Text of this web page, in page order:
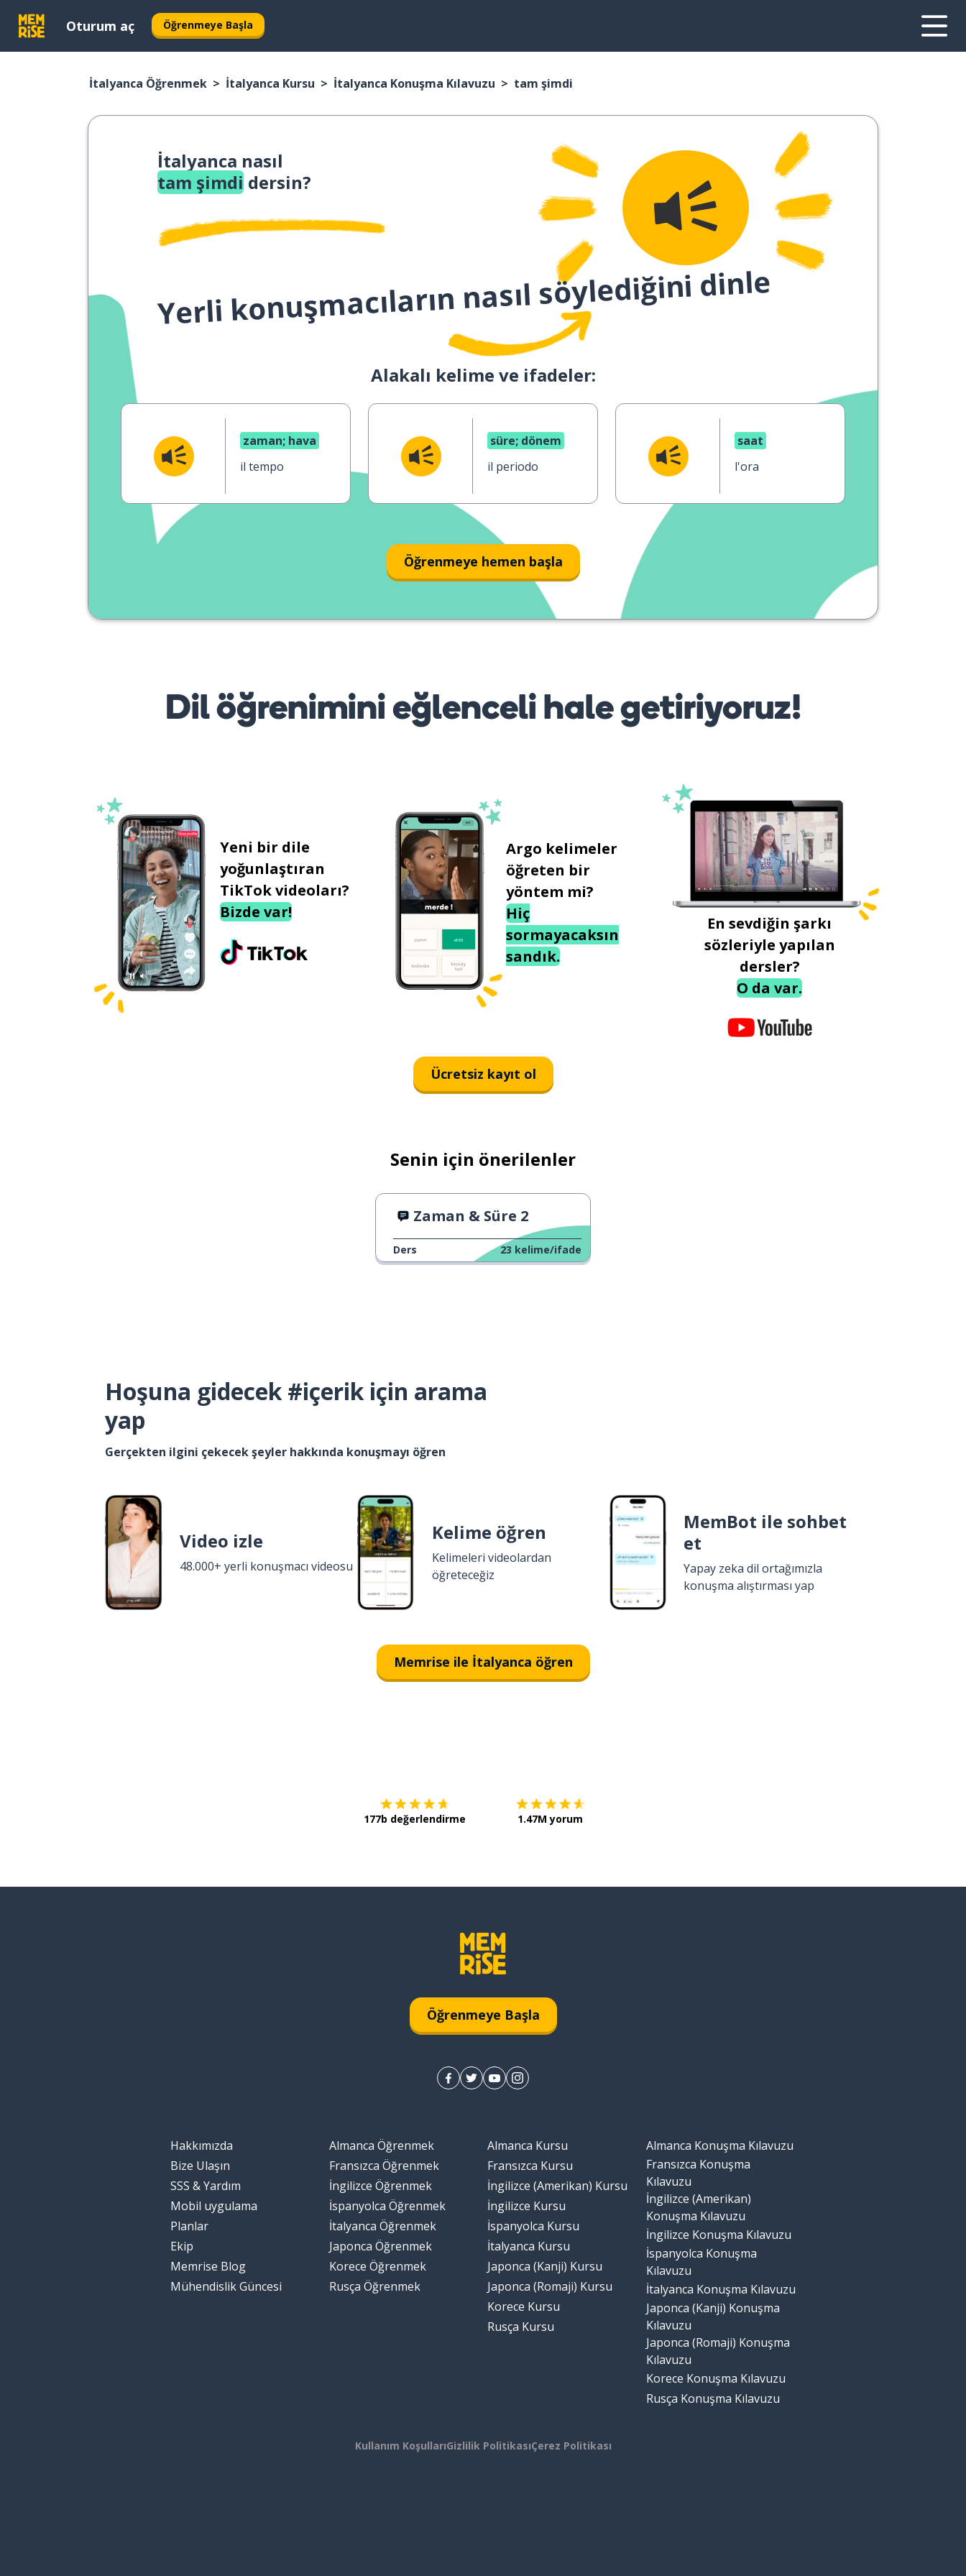
Oturum aç Öğrenmeye Başla
İtalyanca Öğrenmek İtalyanca Kursu İtalyanca Konuşma Kılavuzu tam şimdi
İtalyanca nasıl
tam şimdi dersin?
Yerli konuşmacıların nasıl söylediğini dinle
Alakalı kelime ve ifadeler:
zaman; hava
il tempo
süre; dönem
il periodo
saat
l'ora
Öğrenmeye hemen başla
Dil öğrenimini eğlenceli hale getiriyoruz!
Yeni bir dile
yoğunlaştıran
TikTok videoları?
Bizde var!
Argo kelimeler
öğreten bir
yöntem mi?
Hiç
sormayacaksın
sandık.
En sevdiğin şarkı
sözleriyle yapılan
dersler?
O da var.
Ücretsiz kayıt ol
Senin için önerilenler
Zaman & Süre 2
Ders 23 kelime/ifade
Hoşuna gidecek #içerik için arama
yap
Gerçekten ilgini çekecek şeyler hakkında konuşmayı öğren
Video izle
48.000+ yerli konuşmacı videosu
Kelime öğren
Kelimeleri videolardan
öğreteceğiz
MemBot ile sohbet
et
Yapay zeka dil ortağımızla
konuşma alıştırması yap
Memrise ile İtalyanca öğren
177b değerlendirme 1.47M yorum
Öğrenmeye Başla
Hakkımızda
Bize Ulaşın
SSS & Yardım
Mobil uygulama
Planlar
Ekip
Memrise Blog
Mühendislik Güncesi
Almanca Öğrenmek
Fransızca Öğrenmek
İngilizce Öğrenmek
İspanyolca Öğrenmek
İtalyanca Öğrenmek
Japonca Öğrenmek
Korece Öğrenmek
Rusça Öğrenmek
Almanca Kursu
Fransızca Kursu
İngilizce (Amerikan) Kursu
İngilizce Kursu
İspanyolca Kursu
İtalyanca Kursu
Japonca (Kanji) Kursu
Japonca (Romaji) Kursu
Korece Kursu
Rusça Kursu
Almanca Konuşma Kılavuzu
Fransızca Konuşma
Kılavuzu
İngilizce (Amerikan)
Konuşma Kılavuzu
İngilizce Konuşma Kılavuzu
İspanyolca Konuşma
Kılavuzu
İtalyanca Konuşma Kılavuzu
Japonca (Kanji) Konuşma
Kılavuzu
Japonca (Romaji) Konuşma
Kılavuzu
Korece Konuşma Kılavuzu
Rusça Konuşma Kılavuzu
Kullanım KoşullarıGizlilik PolitikasıÇerez Politikası